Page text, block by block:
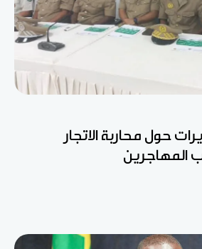
حول محاربة الاتجار
المهاجرين